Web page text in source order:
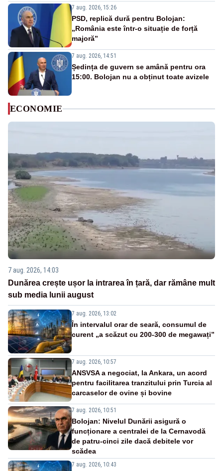
7 aug. 2026, 15:26
PSD, replică dură pentru Bolojan:
„România este într-o situație de forță
majoră”
7 aug. 2026, 14:51
Ședința de guvern se amână pentru ora
15:00. Bolojan nu a obținut toate avizele
ECONOMIE
7 aug. 2026, 14:03
Dunărea crește ușor la intrarea în țară, dar rămâne mult
sub media lunii august
7 aug. 2026, 13:02
În intervalul orar de seară, consumul de
curent „a scăzut cu 200-300 de megawați”
7 aug. 2026, 10:57
ANSVSA a negociat, la Ankara, un acord
pentru facilitarea tranzitului prin Turcia al
carcaselor de ovine și bovine
7 aug. 2026, 10:51
Bolojan: Nivelul Dunării asigură o
funcționare a centralei de la Cernavodă
de patru-cinci zile dacă debitele vor
scădea
7 aug. 2026, 10:43